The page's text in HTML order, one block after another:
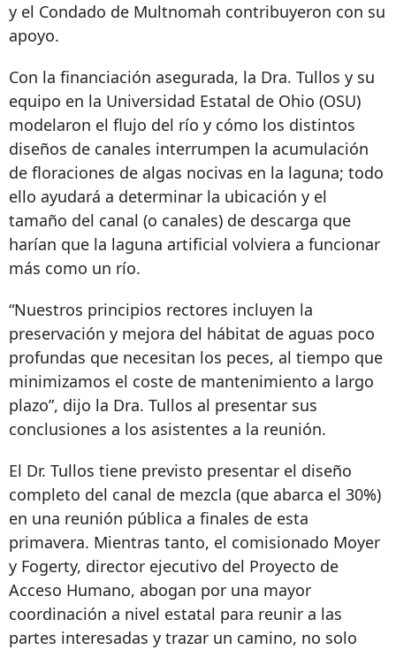
y el Condado de Multnomah contribuyeron con su
apoyo.
Con la financiación asegurada, la Dra. Tullos y su
equipo en la Universidad Estatal de Ohio (OSU)
modelaron el flujo del río y cómo los distintos
diseños de canales interrumpen la acumulación
de floraciones de algas nocivas en la laguna; todo
ello ayudará a determinar la ubicación y el
tamaño del canal (o canales) de descarga que
harían que la laguna artificial volviera a funcionar
más como un río.
“Nuestros principios rectores incluyen la
preservación y mejora del hábitat de aguas poco
profundas que necesitan los peces, al tiempo que
minimizamos el coste de mantenimiento a largo
plazo”, dijo la Dra. Tullos al presentar sus
conclusiones a los asistentes a la reunión.
El Dr. Tullos tiene previsto presentar el diseño
completo del canal de mezcla (que abarca el 30%)
en una reunión pública a finales de esta
primavera. Mientras tanto, el comisionado Moyer
y Fogerty, director ejecutivo del Proyecto de
Acceso Humano, abogan por una mayor
coordinación a nivel estatal para reunir a las
partes interesadas y trazar un camino, no solo